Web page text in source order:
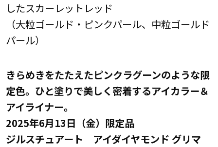
したスカーレットレッド
（大粒ゴールド・ピンクパール、中粒ゴールド
パール）
きらめきをたたえたピンクラグーンのような限
定色。ひと塗りで美しく密着するアイカラー＆
アイライナー。
2025年6月13日（金）限定品
ジルスチュアート アイダイヤモンド グリマ